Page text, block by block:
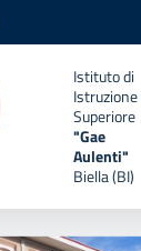
Istituto di
Istruzione
Superiore
"Gae
Aulenti"
Biella (BI)